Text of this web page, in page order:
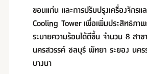
ขอนแก่น และการปรับปรุงเครื่องจักร
Cooling Tower เพื่อเพิ่มประสิทธิภาพ
ระบายความร้อนได้ดีขึ้น จำนวน 8 สาข
นครสวรรค์ ชลบุรี พัทยา ระยอง นคร
บางนา